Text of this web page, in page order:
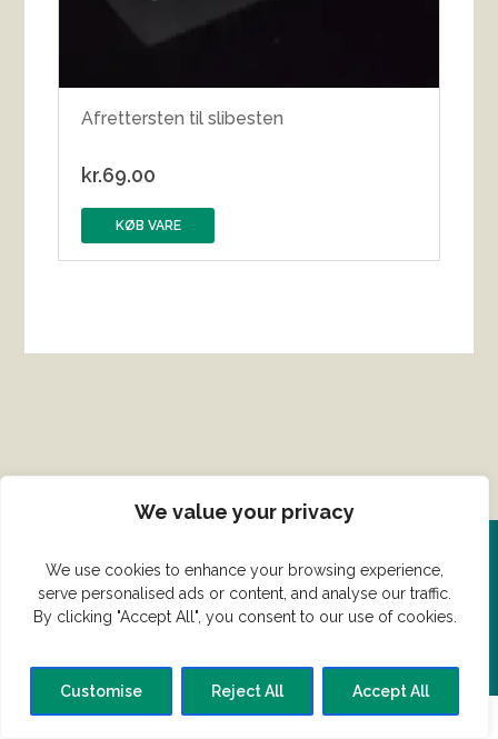
We value your privacy
We use cookies to enhance your browsing experience,
serve personalised ads or content, and analyse our traffic.
By clicking "Accept All", you consent to our use of cookies.
Customise Reject All Accept All
Afrettersten til slibesten
kr.69.00
KØB VARE
Del din ret her!